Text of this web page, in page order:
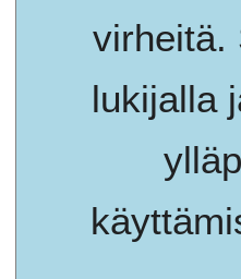
virheitä.
lukijalla